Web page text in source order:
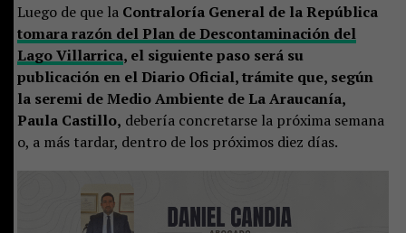
Luego de que la Contraloría General de la República
tomara razón del Plan de Descontaminación del
Lago Villarrica, el siguiente paso será su
publicación en el Diario Oficial, trámite que, según
la seremi de Medio Ambiente de La Araucanía,
Paula Castillo, debería concretarse la próxima semana
o, a más tardar, dentro de los próximos diez días.